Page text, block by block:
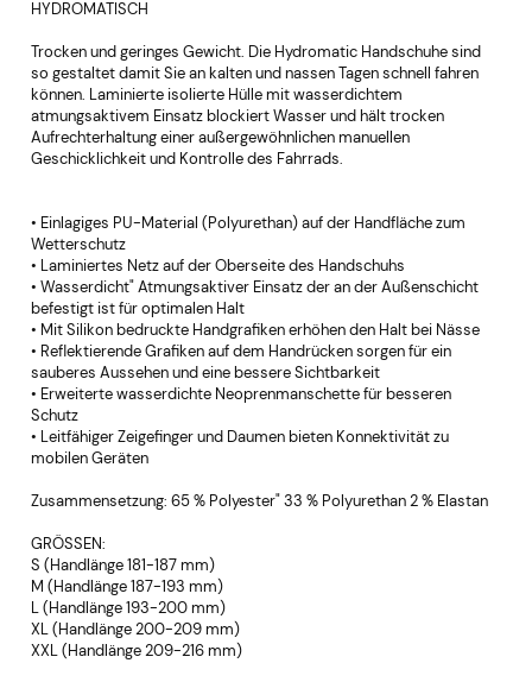
HYDROMATISCH
Trocken und geringes Gewicht. Die Hydromatic Handschuhe sind
so gestaltet damit Sie an kalten und nassen Tagen schnell fahren
können. Laminierte isolierte Hülle mit wasserdichtem
atmungsaktivem Einsatz blockiert Wasser und hält trocken
Aufrechterhaltung einer außergewöhnlichen manuellen
Geschicklichkeit und Kontrolle des Fahrrads.
• Einlagiges PU-Material (Polyurethan) auf der Handfläche zum
Wetterschutz
• Laminiertes Netz auf der Oberseite des Handschuhs
• Wasserdicht" Atmungsaktiver Einsatz der an der Außenschicht
befestigt ist für optimalen Halt
• Mit Silikon bedruckte Handgrafiken erhöhen den Halt bei Nässe
• Reflektierende Grafiken auf dem Handrücken sorgen für ein
sauberes Aussehen und eine bessere Sichtbarkeit
• Erweiterte wasserdichte Neoprenmanschette für besseren
Schutz
• Leitfähiger Zeigefinger und Daumen bieten Konnektivität zu
mobilen Geräten
Zusammensetzung: 65 % Polyester" 33 % Polyurethan 2 % Elastan
GRÖSSEN:
S (Handlänge 181-187 mm)
M (Handlänge 187-193 mm)
L (Handlänge 193-200 mm)
XL (Handlänge 200-209 mm)
XXL (Handlänge 209-216 mm)